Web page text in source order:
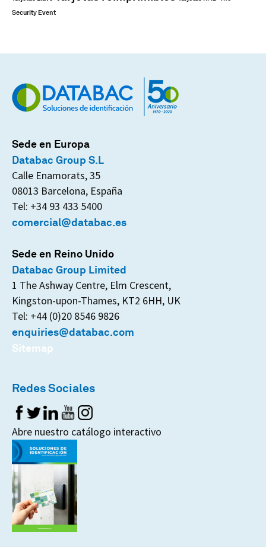
Security Event
Sede en Europa
Databac Group S.L
Calle Enamorats, 35
08013 Barcelona, España
Tel: +34 93 433 5400
comercial@databac.es
Sede en Reino Unido
Databac Group Limited
1 The Ashway Centre, Elm Crescent,
Kingston-upon-Thames, KT2 6HH, UK
Tel: +44 (0)20 8546 9826
enquiries@databac.com
Sitemap
Redes Sociales
Abre nuestro catálogo interactivo